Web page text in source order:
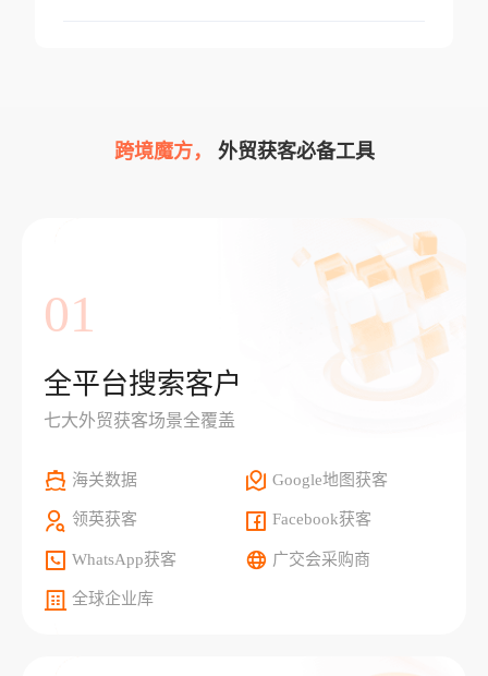
跨境魔方， 外贸获客必备工具
01
全平台搜索客户
七大外贸获客场景全覆盖
海关数据 Google地图获客
领英获客 Facebook获客
WhatsApp获客 广交会采购商
全球企业库